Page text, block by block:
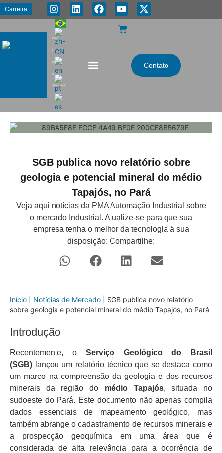
Carreira
PMA
Energia
e
Automação
Contato
SGB publica novo relatório sobre
geologia e potencial mineral do médio
Tapajós, no Pará
Veja aqui notícias da PMA Automação Industrial sobre
o mercado Industrial. Atualize-se para que sua
empresa tenha o melhor da tecnologia à sua
disposição: Compartilhe:
Início Notícias de Mercado
SGB publica novo relatório
sobre geologia e potencial mineral do médio Tapajós, no Pará
Introdução
Recentemente, oServiço Geológico do Brasil
(SGB) lançou um relatório técnico que se destaca como
um marco na compreensão da geologia e dos recursos
minerais da região do médio Tapajós, situada no
sudoeste do Pará. Este documento não apenas compila
dados essenciais de mapeamento geológico, mas
também abrange o cadastramento de recursos minerais e
a prospecção geoquímica em uma área que é
considerada de alta relevância para a ocorrência de